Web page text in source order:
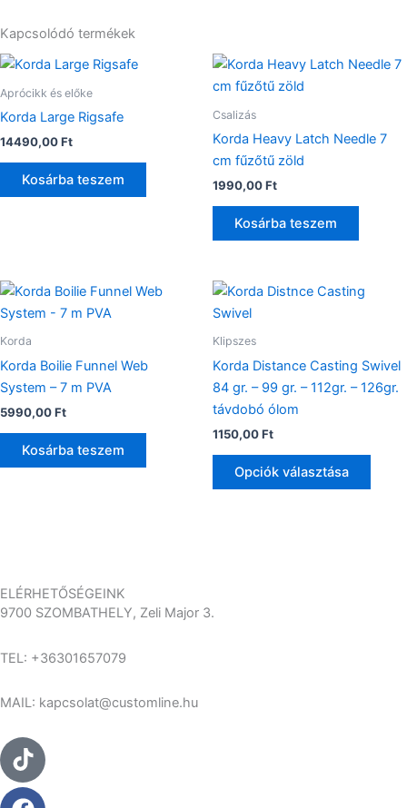
Kapcsolódó termékek
Aprócikk és előke
Korda Large Rigsafe
14490,00Ft
Kosárba teszem
Csalizás
Korda Heavy Latch Needle 7
cm fűzőtű zöld
1990,00Ft
Kosárba teszem
Korda
Korda Boilie Funnel Web
System – 7 m PVA
5990,00Ft
Kosárba teszem
Klipszes
Korda Distance Casting Swivel
84 gr. – 99 gr. – 112gr. – 126gr.
távdobó ólom
1150,00Ft
Opciók választása
van.
ELÉRHETŐSÉGEINK
9700 SZOMBATHELY, Zeli Major 3.
TEL: +36301657079
MAIL: kapcsolat@customline.hu
Tiktok
Facebook
Instagram
Youtube